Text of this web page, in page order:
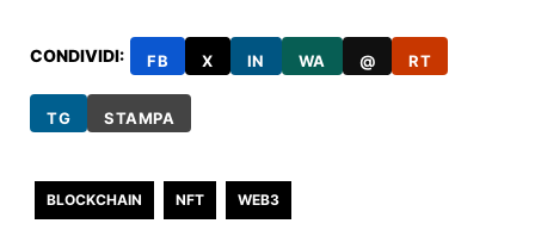
CONDIVIDI: FB X IN WA @ RT
TG STAMPA
BLOCKCHAIN NFT WEB3